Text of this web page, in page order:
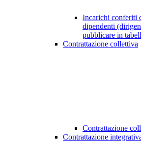
Incarichi conferiti
dipendenti
pubblicare in
Contrattazione collettiva
Contrattazione
Contrattazione